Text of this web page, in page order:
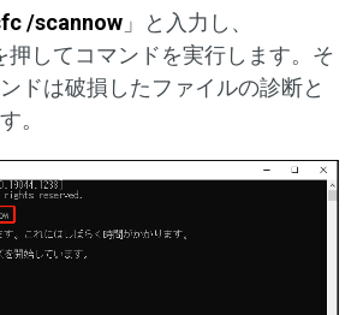
/scannow 」と入力し、
押してコマンドを実行します。そ
ドは破損したファイルの診断と
。